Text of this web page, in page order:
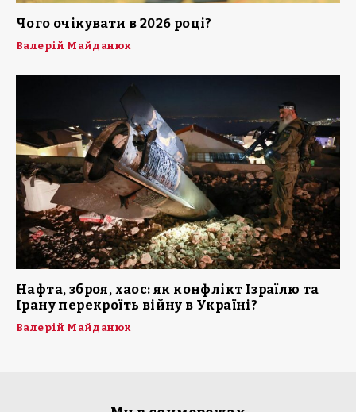
Чого очікувати в 2026 році?
Валерій Майданюк
Нафта, зброя, хаос: як конфлікт Ізраїлю та
Ірану перекроїть війну в Україні?
Валерій Майданюк